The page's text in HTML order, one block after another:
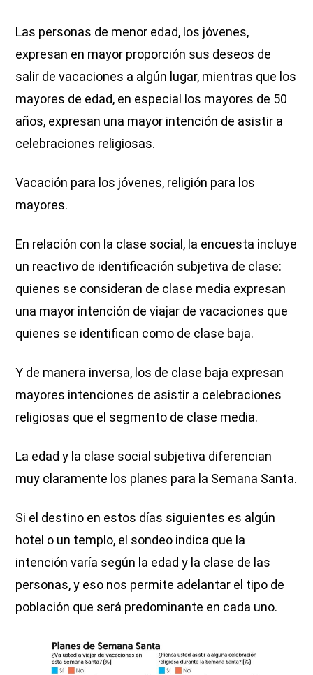
Las personas de menor edad, los jóvenes,
expresan en mayor proporción sus deseos de
salir de vacaciones a algún lugar, mientras que los
mayores de edad, en especial los mayores de 50
años, expresan una mayor intención de asistir a
celebraciones religiosas.
Vacación para los jóvenes, religión para los
mayores.
En relación con la clase social, la encuesta incluye
un reactivo de identificación subjetiva de clase:
quienes se consideran de clase media expresan
una mayor intención de viajar de vacaciones que
quienes se identifican como de clase baja.
Y de manera inversa, los de clase baja expresan
mayores intenciones de asistir a celebraciones
religiosas que el segmento de clase media.
La edad y la clase social subjetiva diferencian
muy claramente los planes para la Semana Santa.
Si el destino en estos días siguientes es algún
hotel o un templo, el sondeo indica que la
intención varía según la edad y la clase de las
personas, y eso nos permite adelantar el tipo de
población que será predominante en cada uno.